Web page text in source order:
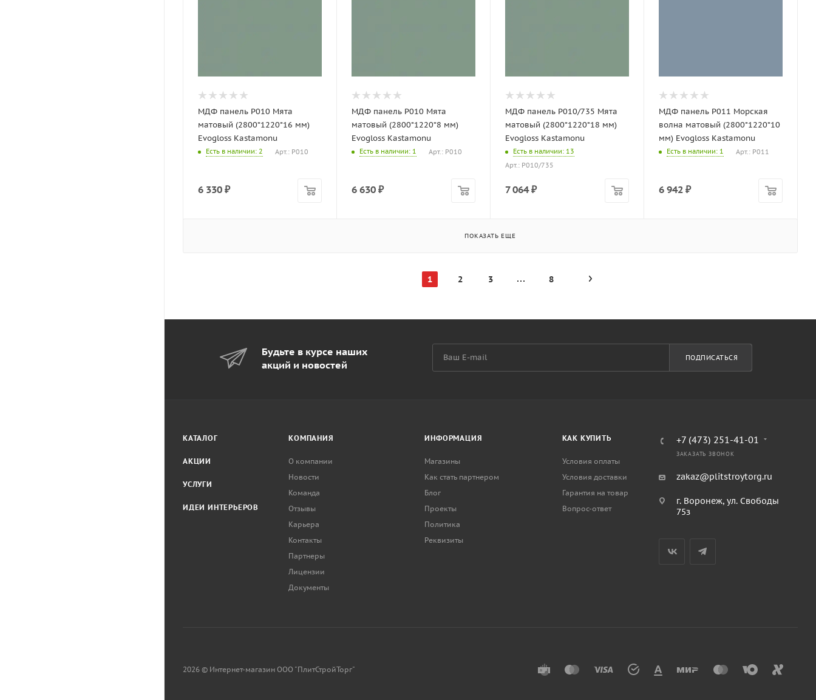
МДФ панель P010 Мята
матовый (2800*1220*16 мм)
Evogloss Kastamonu
Есть в наличии: 2 Арт.: Р010
6 330 ₽
МДФ панель P010 Мята
матовый (2800*1220*8 мм)
Evogloss Kastamonu
Есть в наличии: 1 Арт.: P010
6 630 ₽
МДФ панель P010/735 Мята
матовый (2800*1220*18 мм)
Evogloss Kastamonu
Есть в наличии: 13
Арт.: Р010/735
7 064₽
МДФ панель P011 Морская
волна матовый (2800*1220*10
мм) Evogloss Kastamonu
Есть в наличии: 1 Арт.: Р011
6 942 ₽
ПОКАЗАТЬ ЕЩЕ
1 2 3 8
Будьте в курсе наших
акций и новостей
ПОДПИСАТЬСЯ
КАТАЛОГ
АКЦИИ
УСЛУГИ
ИДЕИ ИНТЕРЬЕРОВ
КОМПАНИЯ
О компании
Новости
Команда
Отзывы
Карьера
Контакты
Партнеры
Лицензии
Документы
ИНФОРМАЦИЯ
Магазины
Как стать партнером
Блог
Проекты
Политика
Реквизиты
КАК КУПИТЬ
Условия оплаты
Условия доставки
Гарантия на товар
Вопрос-ответ
+7 (473) 251-41-01
ЗАКАЗАТЬ ЗВОНОК
zakaz@plitstroytorg.ru
г. Воронеж, ул. Свободы
75з
2026 © Интернет-магазин ООО "ПлитСтройТорг"